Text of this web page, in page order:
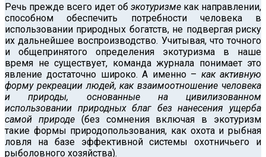
Речь прежде всего идет об экотуризме как направлении,
способном обеспечить потребности человека в
использовании природных богатств, не подвергая риску
их дальнейшее воспроизводство. Учитывая, что точного
и общепринятого определения экотуризма в наше
время не существует, команда журнала понимает это
явление достаточно широко. А именно – как активную
форму рекреации людей, как взаимоотношение человека
и природы, основанные на цивилизованном
использовании природных благ без нанесения ущерба
самой природе (без сомнения включая в экотуризм
такие формы природопользования, как охота и рыбная
ловля на базе эффективной системы охотничьего и
рыболовного хозяйства).